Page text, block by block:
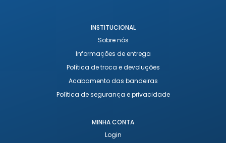
INSTITUCIONAL
Sobre nós
Informações de entrega
Política de troca e devoluções
Acabamento das bandeiras
Política de segurança e privacidade
MINHA CONTA
Login